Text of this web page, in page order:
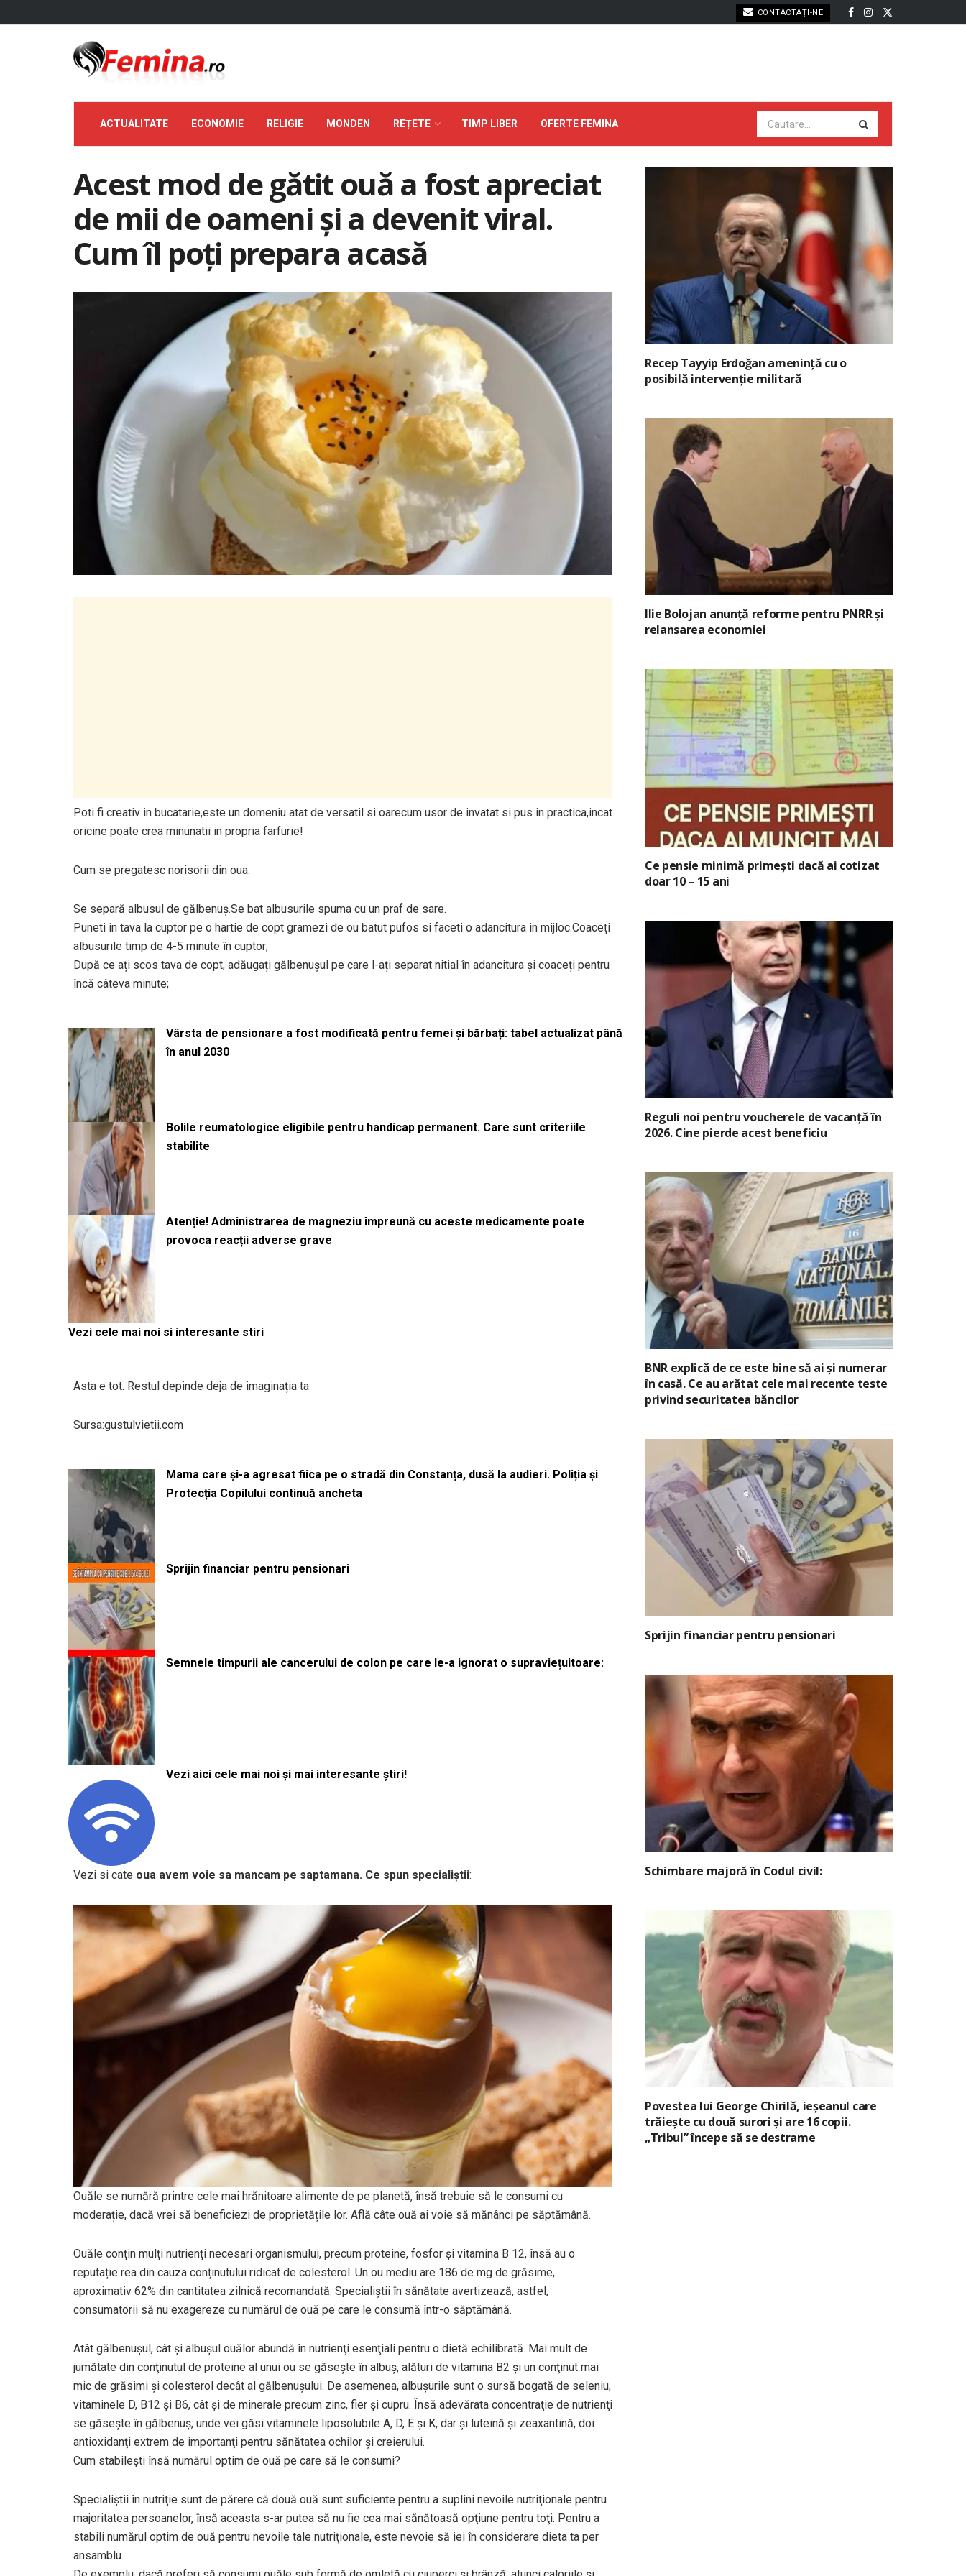
CONTACTAȚI-NE
ACTUALITATE ECONOMIE RELIGIE MONDEN REȚETE TIMP LIBER OFERTE FEMINA
Acest mod de gătit ouă a fost apreciat
de mii de oameni și a devenit viral.
Cum îl poți prepara acasă
Poti fi creativ in bucatarie,este un domeniu atat de versatil si oarecum usor de invatat si pus in practica,incat
oricine poate crea minunatii in propria farfurie!
Cum se pregatesc norisorii din oua:
Se separă albusul de gălbenuș.Se bat albusurile spuma cu un praf de sare.
Puneti in tava la cuptor pe o hartie de copt gramezi de ou batut pufos si faceti o adancitura in mijloc.Coaceți
albusurile timp de 4-5 minute în cuptor;
După ce ați scos tava de copt, adăugați gălbenușul pe care l-ați separat nitial în adancitura și coaceți pentru
încă câteva minute;
Vârsta de pensionare a fost modificată pentru femei și bărbați: tabel actualizat până
în anul 2030
Bolile reumatologice eligibile pentru handicap permanent. Care sunt criteriile
stabilite
Atenție! Administrarea de magneziu împreună cu aceste medicamente poate
provoca reacții adverse grave
Vezi cele mai noi si interesante stiri
Asta e tot. Restul depinde deja de imaginația ta
Sursa:gustulvietii.com
Mama care și-a agresat fiica pe o stradă din Constanța, dusă la audieri. Poliția și
Protecția Copilului continuă ancheta
Sprijin financiar pentru pensionari
Semnele timpurii ale cancerului de colon pe care le-a ignorat o supraviețuitoare:
Vezi aici cele mai noi și mai interesante știri!
Vezi si cate oua avem voie sa mancam pe saptamana. Ce spun specialiștii:
Ouăle se numără printre cele mai hrănitoare alimente de pe planetă, însă trebuie să le consumi cu
moderație, dacă vrei să beneficiezi de proprietățile lor. Află câte ouă ai voie să mănânci pe săptămână.
Ouăle conțin mulți nutrienți necesari organismului, precum proteine, fosfor și vitamina B 12, însă au o
reputație rea din cauza conținutului ridicat de colesterol. Un ou mediu are 186 de mg de grăsime,
aproximativ 62% din cantitatea zilnică recomandată. Specialiștii în sănătate avertizează, astfel,
consumatorii să nu exagereze cu numărul de ouă pe care le consumă într-o săptămână.
Atât gălbenuşul, cât şi albuşul ouălor abundă în nutrienţi esenţiali pentru o dietă echilibrată. Mai mult de
jumătate din conţinutul de proteine al unui ou se găseşte în albuş, alături de vitamina B2 şi un conţinut mai
mic de grăsimi şi colesterol decât al gălbenuşului. De asemenea, albuşurile sunt o sursă bogată de seleniu,
vitaminele D, B12 şi B6, cât şi de minerale precum zinc, fier şi cupru. Însă adevărata concentraţie de nutrienţi
se găseşte în gălbenuş, unde vei găsi vitaminele liposolubile A, D, E şi K, dar şi luteină şi zeaxantină, doi
antioxidanţi extrem de importanţi pentru sănătatea ochilor şi creierului.
Cum stabileşti însă numărul optim de ouă pe care să le consumi?
Specialiştii în nutriţie sunt de părere că două ouă sunt suficiente pentru a suplini nevoile nutriţionale pentru
majoritatea persoanelor, însă aceasta s-ar putea să nu fie cea mai sănătoasă opţiune pentru toţi. Pentru a
stabili numărul optim de ouă pentru nevoile tale nutriţionale, este nevoie să iei în considerare dieta ta per
ansamblu.
Recep Tayyip Erdoğan amenință cu o
posibilă intervenție militară
Ilie Bolojan anunță reforme pentru PNRR și
relansarea economiei
Ce pensie minimă primești dacă ai cotizat
doar 10 – 15 ani
Reguli noi pentru voucherele de vacanță în
2026. Cine pierde acest beneficiu
BNR explică de ce este bine să ai și numerar
în casă. Ce au arătat cele mai recente teste
privind securitatea băncilor
Sprijin financiar pentru pensionari
Schimbare majoră în Codul civil:
Povestea lui George Chirilă, ieșeanul care
trăiește cu două surori și are 16 copii.
„Tribul” începe să se destrame